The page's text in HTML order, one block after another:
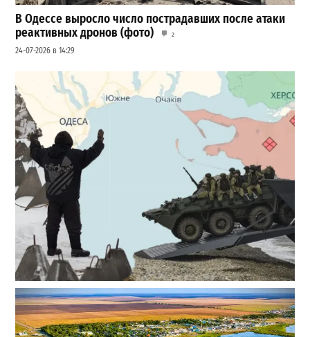
В Одессе выросло число пострадавших после атаки
реактивных дронов (фото)
2
24-07-2026 в 14:29
Полковник ВСУ рассказал, выдержит ли Одесса
новое наступление
2
27-07-2026 в 11:19